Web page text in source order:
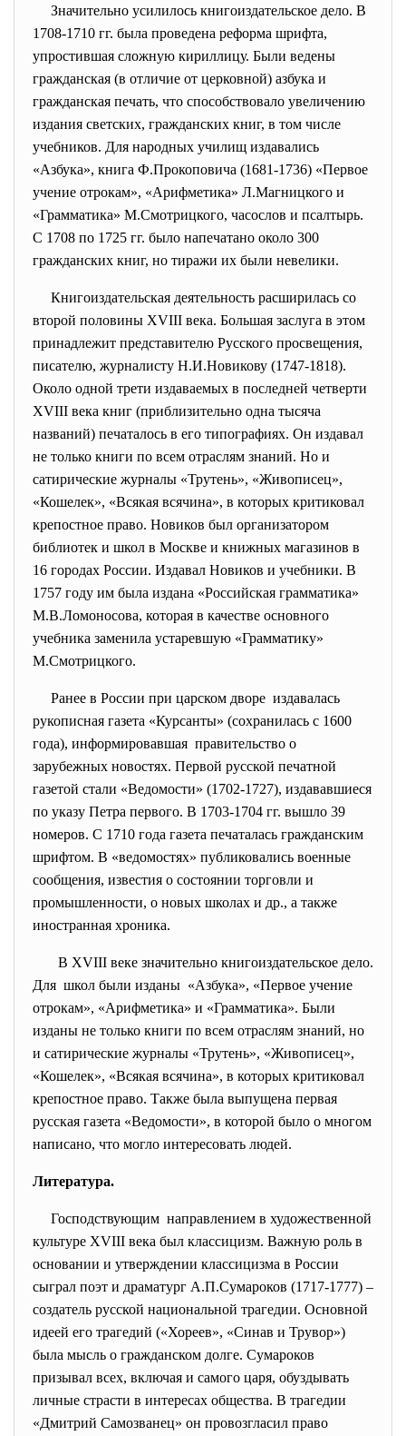
Значительно усилилось книгоиздательское дело. В
1708-1710 гг. была проведена реформа шрифта,
упростившая сложную кириллицу. Были ведены
гражданская (в отличие от церковной) азбука и
гражданская печать, что способствовало увеличению
издания светских, гражданских книг, в том числе
учебников. Для народных училищ издавались
«Азбука», книга Ф.Прокоповича (1681-1736) «Первое
учение отрокам», «Арифметика» Л.Магницкого и
«Грамматика» М.Смотрицкого, часослов и псалтырь.
С 1708 по 1725 гг. было напечатано около 300
гражданских книг, но тиражи их были невелики.
Книгоиздательская деятельность расширилась со
второй половины XVIII века. Большая заслуга в этом
принадлежит представителю Русского просвещения,
писателю, журналисту Н.И.Новикову (1747-1818).
Около одной трети издаваемых в последней четверти
XVIII века книг (приблизительно одна тысяча
названий) печаталось в его типографиях. Он издавал
не только книги по всем отраслям знаний. Но и
сатирические журналы «Трутень», «Живописец»,
«Кошелек», «Всякая всячина», в которых критиковал
крепостное право. Новиков был организатором
библиотек и школ в Москве и книжных магазинов в
16 городах России. Издавал Новиков и учебники. В
1757 году им была издана «Российская грамматика»
М.В.Ломоносова, которая в качестве основного
учебника заменила устаревшую «Грамматику»
М.Смотрицкого.
Ранее в России при царском дворе издавалась
рукописная газета «Курсанты» (сохранилась с 1600
года), информировавшая правительство о
зарубежных новостях. Первой русской печатной
газетой стали «Ведомости» (1702-1727), издававшиеся
по указу Петра первого. В 1703-1704 гг. вышло 39
номеров. С 1710 года газета печаталась гражданским
шрифтом. В «ведомостях» публиковались военные
сообщения, известия о состоянии торговли и
промышленности, о новых школах и др., а также
иностранная хроника.
В XVIII веке значительно книгоиздательское дело.
Для школ были изданы «Азбука», «Первое учение
отрокам», «Арифметика» и «Грамматика». Были
изданы не только книги по всем отраслям знаний, но
и сатирические журналы «Трутень», «Живописец»,
«Кошелек», «Всякая всячина», в которых критиковал
крепостное право. Также была выпущена первая
русская газета «Ведомости», в которой было о многом
написано, что могло интересовать людей.
Литература.
Господствующим направлением в художественной
культуре XVIII века был классицизм. Важную роль в
основании и утверждении классицизма в России
сыграл поэт и драматург А.П.Сумароков (1717-1777) –
создатель русской национальной трагедии. Основной
идеей его трагедий («Хореев», «Синав и Трувор»)
была мысль о гражданском долге. Сумароков
призывал всех, включая и самого царя, обуздывать
личные страсти в интересах общества. В трагедии
«Дмитрий Самозванец» он провозгласил право